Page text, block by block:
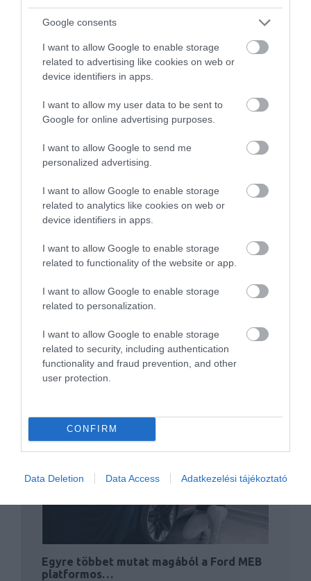
Google consents
I want to allow Google to enable storage
related to advertising like cookies on web or
device identifiers in apps.
I want to allow my user data to be sent to
Google for online advertising purposes.
I want to allow Google to send me
personalized advertising.
I want to allow Google to enable storage
related to analytics like cookies on web or
device identifiers in apps.
I want to allow Google to enable storage
related to functionality of the website or app.
I want to allow Google to enable storage
related to personalization.
I want to allow Google to enable storage
related to security, including authentication
functionality and fraud prevention, and other
user protection.
CONFIRM
Data Deletion Data Access Adatkezelési tájékoztató
Elon Musk örül az elektromos Mustang
SUV bemutatásának
Késik az elektromos Ford Mustang piaci
elektromos…
Egyre többet mutat magából a Ford MEB
platformos…